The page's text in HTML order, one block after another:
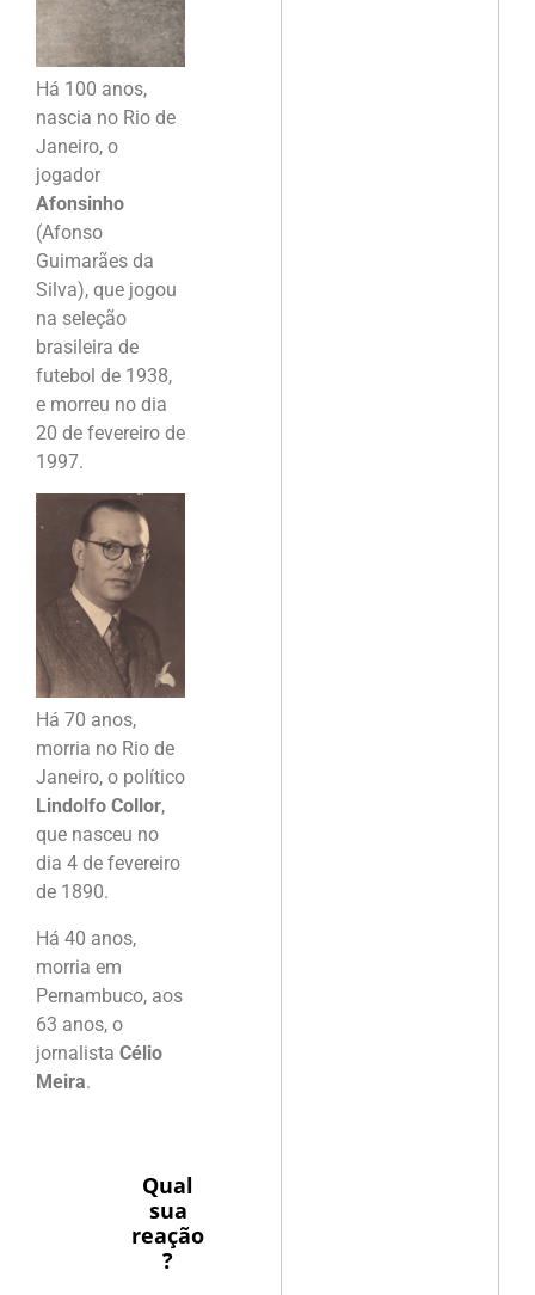
Há 100 anos,
nascia no Rio de
Janeiro, o
jogador
Afonsinho
(Afonso
Guimarães da
Silva), que jogou
na seleção
brasileira de
futebol de 1938,
e morreu no dia
20 de fevereiro de
1997.
Há 70 anos,
morria no Rio de
Janeiro, o político
Lindolfo Collor,
que nasceu no
dia 4 de fevereiro
de 1890.
Há 40 anos,
morria em
Pernambuco, aos
63 anos, o
jornalista Célio
Meira.
Qual
sua
reação
?